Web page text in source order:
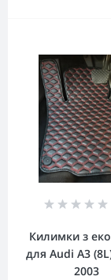
Килимки з
для Audi A3
2003